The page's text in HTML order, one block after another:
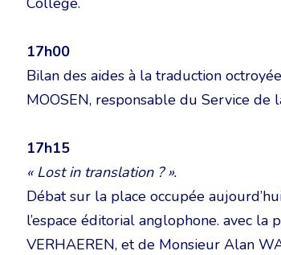
17h00
Bilan des aides à la traduction
MOOSEN, responsable du Service de
17h15
« Lost in translation ? ».
Débat sur la place occupée
l’espace éditorial anglophone. avec
VERHAEREN, et de Monsieur Alan